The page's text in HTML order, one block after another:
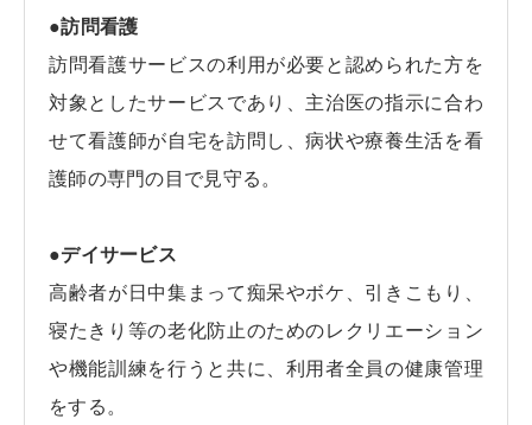
●訪問看護
訪問看護サービスの利用が必要と認められた方を
対象としたサービスであり、主治医の指示に合わ
せて看護師が自宅を訪問し、病状や療養生活を看
護師の専門の目で見守る。
●デイサービス
高齢者が日中集まって痴呆やボケ、引きこもり、
寝たきり等の老化防止のためのレクリエーション
や機能訓練を行うと共に、利用者全員の健康管理
をする。